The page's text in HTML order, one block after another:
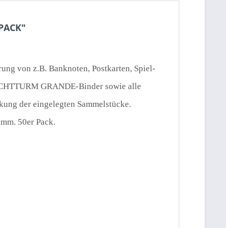
von z.B. Banknoten, Postkarten, Spiel-
GRANDE-Binder sowie alle
der eingelegten Sammelstücke.
50er Pack.